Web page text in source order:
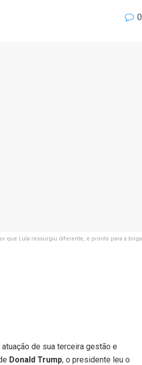
0
que Lula ressurgiu diferente, e pronto para a briga
de sua terceira gestão e
Donald Trump, o presidente leu o